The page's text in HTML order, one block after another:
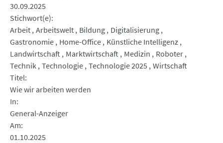
30.09.2025
Stichwort(e)
Arbeit Arbeitswelt Bildung Digitalisierung
Gastronomie Home-Office Künstliche Intelligenz
Landwirtschaft Marktwirtschaft Medizin
Roboter
Technik Technologie Technologie 2025 Wirtschaft
Titel
Wie wir arbeiten werden
In
General-Anzeiger
Am
01.10.2025